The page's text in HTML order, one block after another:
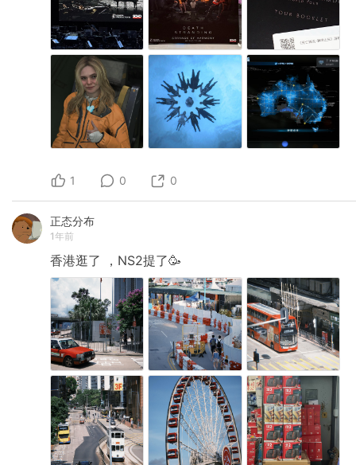
1 0 0
正态分布
1年前
香港逛了 ，NS2提了🥳